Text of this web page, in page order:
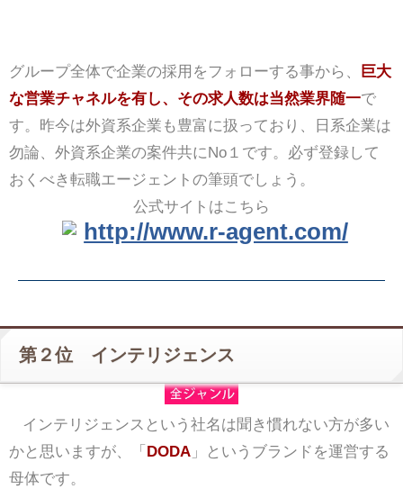
グループ全体で企業の採用をフォローする事から、
巨大
な営業チャネルを有し、その求人数は当然業界随一で
す。昨今は外資系企業も豊富に扱っており、日系企業は
勿論、外資系企業の案件共にNo１です。必ず登録して
おくべき転職エージェントの筆頭でしょう。
公式サイトはこちら
http://www.r-agent.com/
第２位 インテリジェンス
インテリジェンスという社名は聞き慣れない方が多い
かと思いますが、「 DODA」というブランドを運営する
母体です。